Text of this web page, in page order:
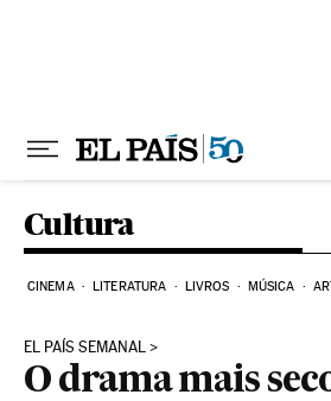
Cultura
CINEMA LITERATURA LIVROS MÚSICA
EL PAÍS SEMANAL
O drama mais